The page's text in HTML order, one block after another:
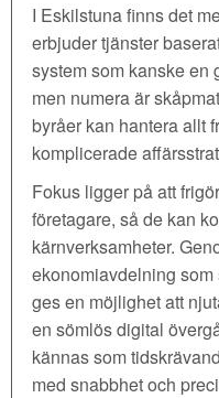
I Eskilstuna finns det
erbjuder tjänster
system som kanske en
men numera är
byråer kan hantera allt
komplicerade
Fokus ligger på att
företagare, så de kan
kärnverksamheter.
ekonomiavdelning
ges en möjlighet att
en sömlös digital
kännas som
med snabbhet och